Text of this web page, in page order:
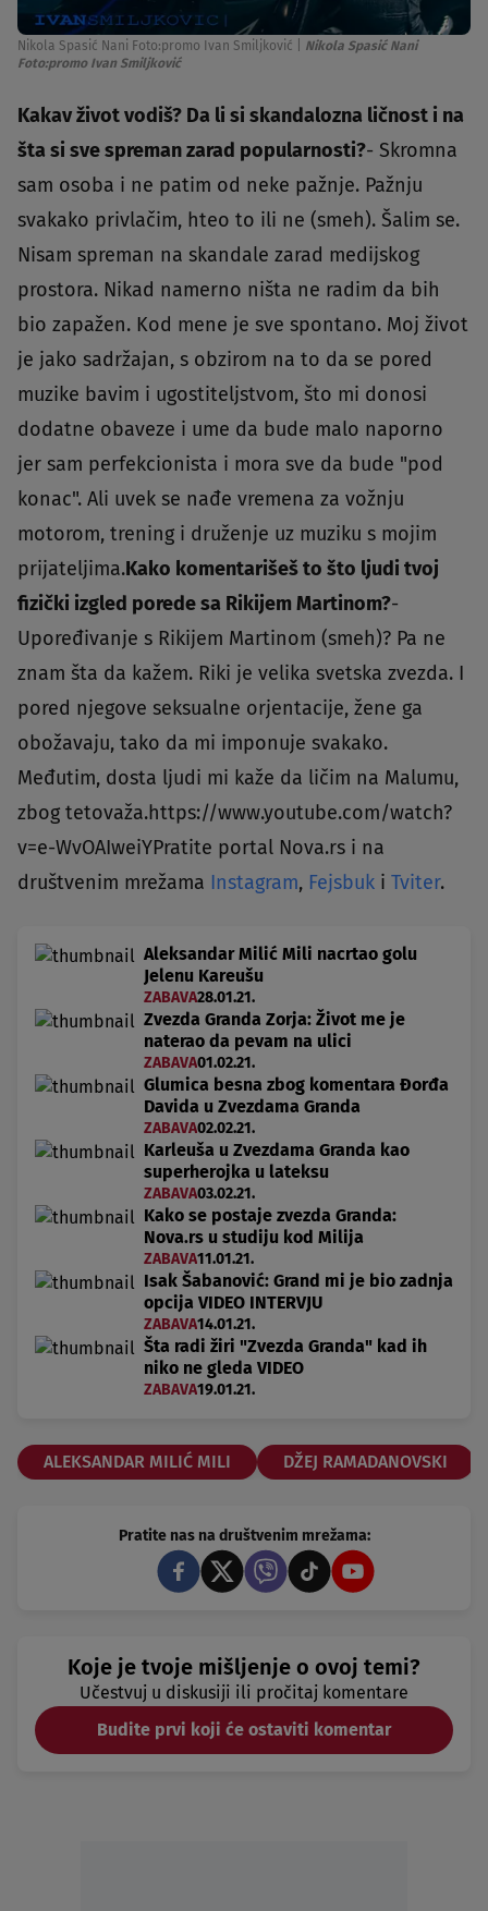
Nikola Spasić Nani Foto:promo Ivan Smiljković
Nikola Spasić Nani
Foto:promo Ivan Smiljković
Kakav život vodiš? Da li si skandalozna ličnost i na
šta si sve spreman zarad popularnosti?- Skromna
sam osoba i ne patim od neke pažnje. Pažnju
svakako privlačim, hteo to ili ne (smeh). Šalim se.
Nisam spreman na skandale zarad medijskog
prostora. Nikad namerno ništa ne radim da bih
bio zapažen. Kod mene je sve spontano. Moj život
je jako sadržajan, s obzirom na to da se pored
muzike bavim i ugostiteljstvom, što mi donosi
dodatne obaveze i ume da bude malo naporno
jer sam perfekcionista i mora sve da bude "pod
konac". Ali uvek se nađe vremena za vožnju
motorom, trening i druženje uz muziku s mojim
prijateljima.Kako komentarišeš to što ljudi tvoj
fizički izgled porede sa Rikijem Martinom?-
Upoređivanje s Rikijem Martinom (smeh)? Pa ne
znam šta da kažem. Riki je velika svetska zvezda. I
pored njegove seksualne orjentacije, žene ga
obožavaju, tako da mi imponuje svakako.
Međutim, dosta ljudi mi kaže da ličim na Malumu,
zbog tetovaža.https://www.youtube.com/watch?
v=e-WvOAIweiYPratite portal Nova.rs i na
društvenim mrežama Instagram, Fejsbuk i Tviter.
Aleksandar Milić Mili nacrtao golu
Jelenu Kareušu
ZABAVA28.01.21.
Zvezda Granda Zorja: Život me je
naterao da pevam na ulici
ZABAVA01.02.21.
Glumica besna zbog komentara Đorđa
Davida u Zvezdama Granda
ZABAVA02.02.21.
Karleuša u Zvezdama Granda kao
superherojka u lateksu
ZABAVA03.02.21.
Kako se postaje zvezda Granda:
Nova.rs u studiju kod Milija
ZABAVA11.01.21.
Isak Šabanović: Grand mi je bio zadnja
opcija VIDEO INTERVJU
ZABAVA14.01.21.
Šta radi žiri "Zvezda Granda" kad ih
niko ne gleda VIDEO
ZABAVA19.01.21.
ALEKSANDAR MILIĆ MILI DŽEJ RAMADANOVSKI
Pratite nas na društvenim mrežama:
Koje je tvoje mišljenje o ovoj temi?
Učestvuj u diskusiji ili pročitaj komentare
Budite prvi koji će ostaviti komentar